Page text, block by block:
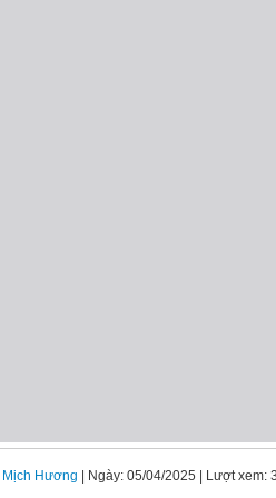
Mịch Hương | Ngày: 05/04/2025 | Lượt xem: